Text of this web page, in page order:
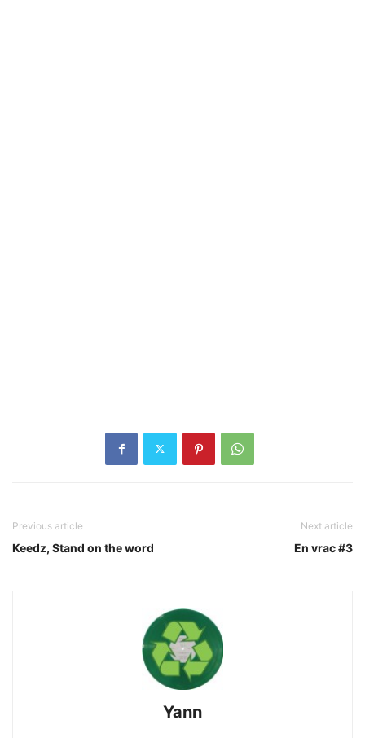
Previous article
Keedz, Stand on the word
Next article
En vrac #3
Yann